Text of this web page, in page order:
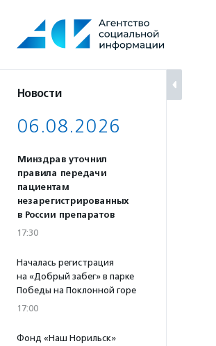
содержанию
Новости
06.08.2026
Минздрав уточнил
правила передачи
пациентам
незарегистрированных
в России препаратов
17:30
Началась регистрация
на «Добрый забег» в парке
Победы на Поклонной горе
17:00
Фонд «Наш Норильск»